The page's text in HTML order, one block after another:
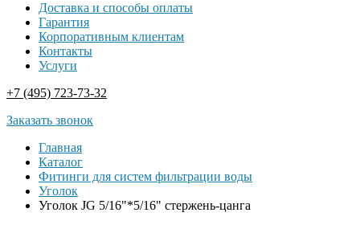
Доставка и способы оплаты
Гарантия
Корпоративным клиентам
Контакты
Услуги
+7 (495) 723-73-32
Заказать звонок
Главная
Каталог
Фитинги для систем фильтрации воды
Уголок
Уголок JG 5/16"*5/16" стержень-цанга